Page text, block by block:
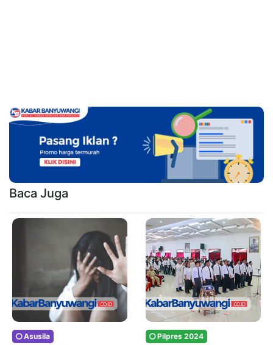
Baca Juga
Asusila Pilpres 2024